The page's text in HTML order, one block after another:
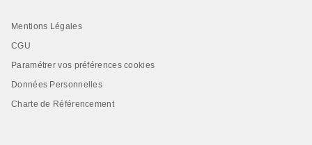
Mentions Légales
CGU
Paramétrer vos préférences cookies
Données Personnelles
Charte de Référencement